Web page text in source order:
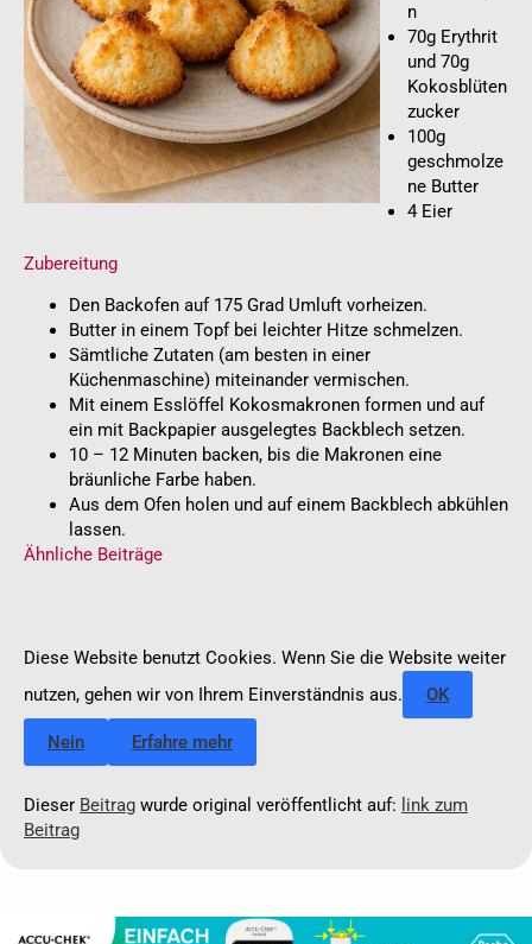
n
70g Erythrit
und 70g
Kokosblüten
zucker
100g
geschmolze
ne Butter
4 Eier
Zubereitung
Den Backofen auf 175 Grad Umluft vorheizen.
Butter in einem Topf bei leichter Hitze schmelzen.
Sämtliche Zutaten (am besten in einer
Küchenmaschine) miteinander vermischen.
Mit einem Esslöffel Kokosmakronen formen und auf
ein mit Backpapier ausgelegtes Backblech setzen.
10 – 12 Minuten backen, bis die Makronen eine
bräunliche Farbe haben.
Aus dem Ofen holen und auf einem Backblech abkühlen
lassen.
Ähnliche Beiträge
Diese Website benutzt Cookies. Wenn Sie die Website weiter
nutzen, gehen wir von Ihrem Einverständnis aus.
OK
Nein Erfahre mehr
Dieser Beitrag wurde original veröffentlicht auf: link zum
Beitrag